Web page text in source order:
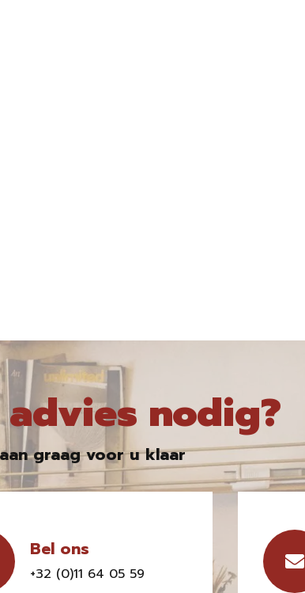
nodig?
graag voor u klaar
Bel ons
+32 (0)11 64 05 59